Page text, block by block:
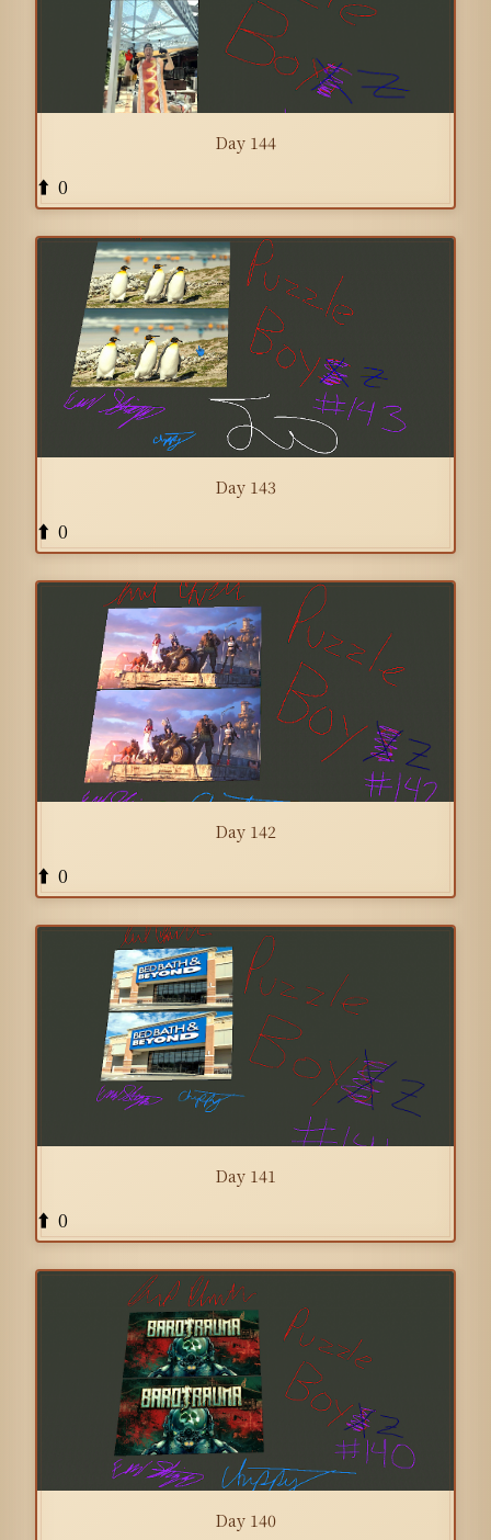
Day 144
⬆️ 0
Day 143
⬆️ 0
Day 142
⬆️ 0
Day 141
⬆️ 0
Day 140